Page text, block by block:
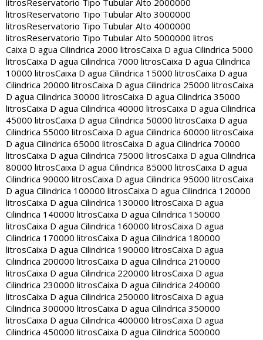
litrosReservatorio Tipo Tubular Alto 2000000
litrosReservatorio Tipo Tubular Alto 3000000
litrosReservatorio Tipo Tubular Alto 4000000
litrosReservatorio Tipo Tubular Alto 5000000 litros
Caixa D agua Cilindrica 2000 litrosCaixa D agua Cilindrica 5000
litrosCaixa D agua Cilindrica 7000 litrosCaixa D agua Cilindrica
10000 litrosCaixa D agua Cilindrica 15000 litrosCaixa D agua
Cilindrica 20000 litrosCaixa D agua Cilindrica 25000 litrosCaixa
D agua Cilindrica 30000 litrosCaixa D agua Cilindrica 35000
litrosCaixa D agua Cilindrica 40000 litrosCaixa D agua Cilindrica
45000 litrosCaixa D agua Cilindrica 50000 litrosCaixa D agua
Cilindrica 55000 litrosCaixa D agua Cilindrica 60000 litrosCaixa
D agua Cilindrica 65000 litrosCaixa D agua Cilindrica 70000
litrosCaixa D agua Cilindrica 75000 litrosCaixa D agua Cilindrica
80000 litrosCaixa D agua Cilindrica 85000 litrosCaixa D agua
Cilindrica 90000 litrosCaixa D agua Cilindrica 95000 litrosCaixa
D agua Cilindrica 100000 litrosCaixa D agua Cilindrica 120000
litrosCaixa D agua Cilindrica 130000 litrosCaixa D agua
Cilindrica 140000 litrosCaixa D agua Cilindrica 150000
litrosCaixa D agua Cilindrica 160000 litrosCaixa D agua
Cilindrica 170000 litrosCaixa D agua Cilindrica 180000
litrosCaixa D agua Cilindrica 190000 litrosCaixa D agua
Cilindrica 200000 litrosCaixa D agua Cilindrica 210000
litrosCaixa D agua Cilindrica 220000 litrosCaixa D agua
Cilindrica 230000 litrosCaixa D agua Cilindrica 240000
litrosCaixa D agua Cilindrica 250000 litrosCaixa D agua
Cilindrica 300000 litrosCaixa D agua Cilindrica 350000
litrosCaixa D agua Cilindrica 400000 litrosCaixa D agua
Cilindrica 450000 litrosCaixa D agua Cilindrica 500000